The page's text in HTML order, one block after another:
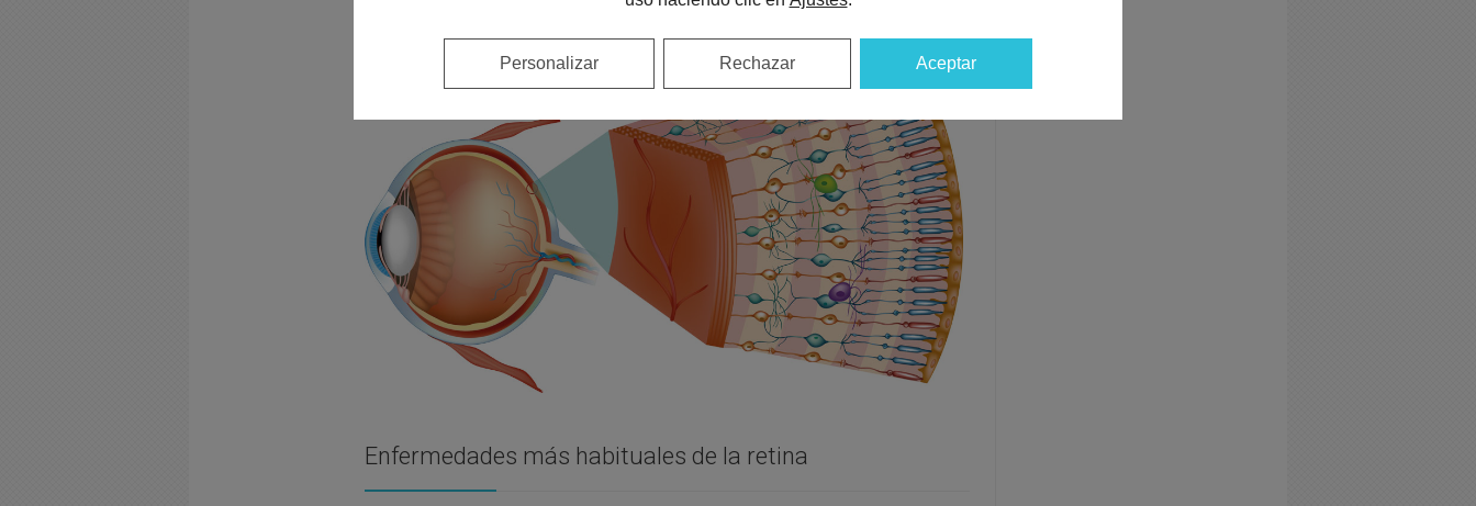
de células ganglionares.
Enfermedades más habituales de la retina
Aceptar
Rechazar
Personalizar